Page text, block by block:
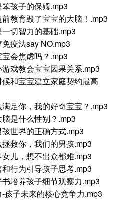
孩子的保姆.mp3
教育毁了宝宝的大脑！.mp3
切智力的基础.mp3
疫法say NO.mp3
会焦虑吗？.mp3
戏教会宝宝因果关系.mp3
和宝宝建立家庭契约最高
足你，我的好奇宝宝？.mp3
是什么性别？.mp3
世界的正确方式.mp3
救你，我们的男孩.mp3
儿，想不出众都难.mp3
行为引导孩子思考.mp3
培养孩子细节观察力.mp3
孩子未来的核心竞争力.mp3